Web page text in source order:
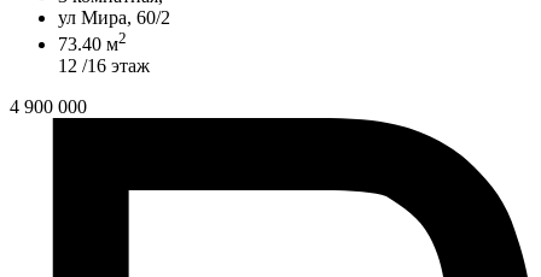
ул Мира, 60/2
73.40 м2
12 /16 этаж
4 900 000